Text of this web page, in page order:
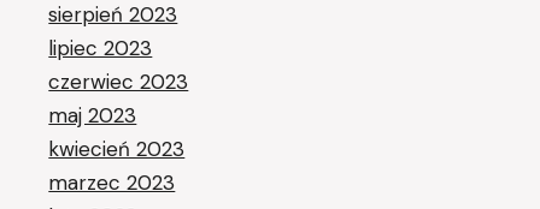
sierpień 2023
lipiec 2023
czerwiec 2023
maj 2023
kwiecień 2023
marzec 2023